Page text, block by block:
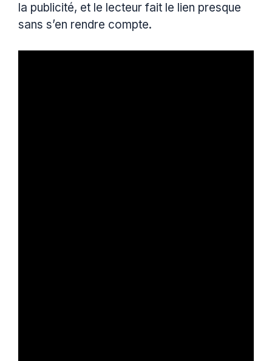
la publicité, et le lecteur fait le lien presque
sans s’en rendre compte.